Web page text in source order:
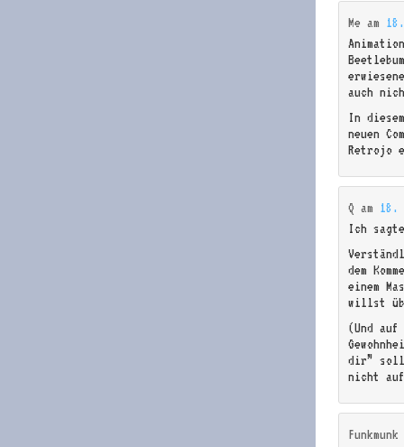
Me am
auch
In
neuen
Retrojo
Q am 18.
Ich
dem
einem
willst
(Und
dir”
nicht auf
Funkmunk